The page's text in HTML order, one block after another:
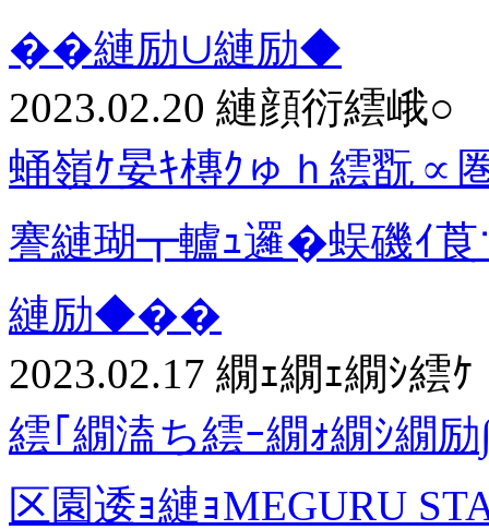
��縺励∪縺励◆
2023.02.20 縺顔衍繧峨○
蛹嶺ｹ晏ｷ槫ｸゅｈ繧翫
謇縺瑚┳轤ｭ邏�蜈磯ｲ
縺励◆��
2023.02.17 繝ｪ繝ｪ繝ｼ繧ｹ
繧｢繝溘ち繧ｰ繝ｫ繝ｼ繝励
区園逶ｮ縺ｮMEGURU